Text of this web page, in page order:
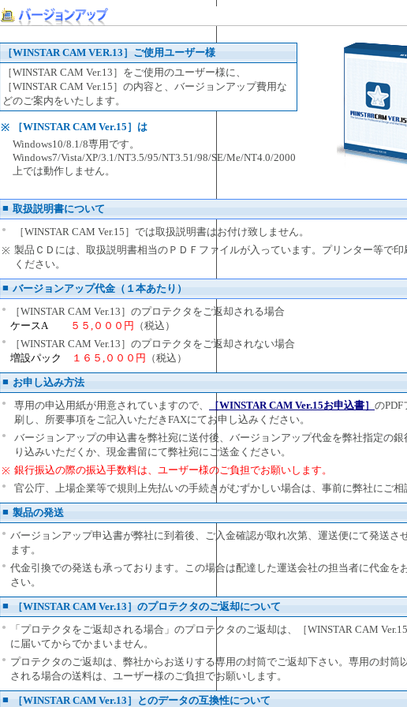
［WINSTAR CAM VER.13］ご使用ユーザー様
［WINSTAR CAM Ver.13］をご使用のユーザー様に、
［WINSTAR CAM Ver.15］の内容と、バージョンアップ費用な
どのご案内をいたします。
※
［WINSTAR CAM Ver.15］は
Windows10/8.1/8専用です。
Windows7/Vista/XP/3.1/NT3.5/95/NT3.51/98/SE/Me/NT4.0/2000
上では動作しません。
■ 取扱説明書について
●
［WINSTAR CAM Ver.15］では取扱説明書はお付け致しません。
※ 製品ＣＤには、取扱説明書相当のＰＤＦファイルが入っています。プリンター等で印
ください。
■ バージョンアップ代金（１本あたり）
●
［WINSTAR CAM Ver.13］のプロテクタをご返却される場合
ケースA
５５,０００円 （税込）
●
［WINSTAR CAM Ver.13］のプロテクタをご返却されない場合
増設パック
１６５,０００円
（税込）
■ お申し込み方法
● 専用の申込用紙が用意されていますので、 ［WINSTAR CAM Ver.15お申込書］ のPDF
刷し、所要事項をご記入いただきFAXにてお申し込みください。
●
バージョンアップの申込書を弊社宛に送付後、バージョンアップ代金を弊社指定の銀
り込みいただくか、現金書留にて弊社宛にご送金ください。
※ 銀行振込の際の振込手数料は、ユーザー様のご負担でお願いします。
●
官公庁、上場企業等で規則上先払いの手続きがむずかしい場合は、事前に弊社にご相
■ 製品の発送
● バージョンアップ申込書が弊社に到着後、ご入金確認が取れ次第、運送便にて発送さ
ます。
● 代金引換での発送も承っております。この場合は配達した運送会社の担当者に代金を
さい。
■
［WINSTAR CAM Ver.13］のプロテクタのご返却について
●
「プロテクタをご返却される場合」のプロテクタのご返却は、［WINSTAR CAM
に届いてからでかまいません。
●
プロテクタのご返却は、弊社からお送りする専用の封筒でご返却下さい。専用の封筒
される場合の送料は、ユーザー様のご負担でお願いします。
■
［WINSTAR CAM Ver.13］とのデータの互換性について